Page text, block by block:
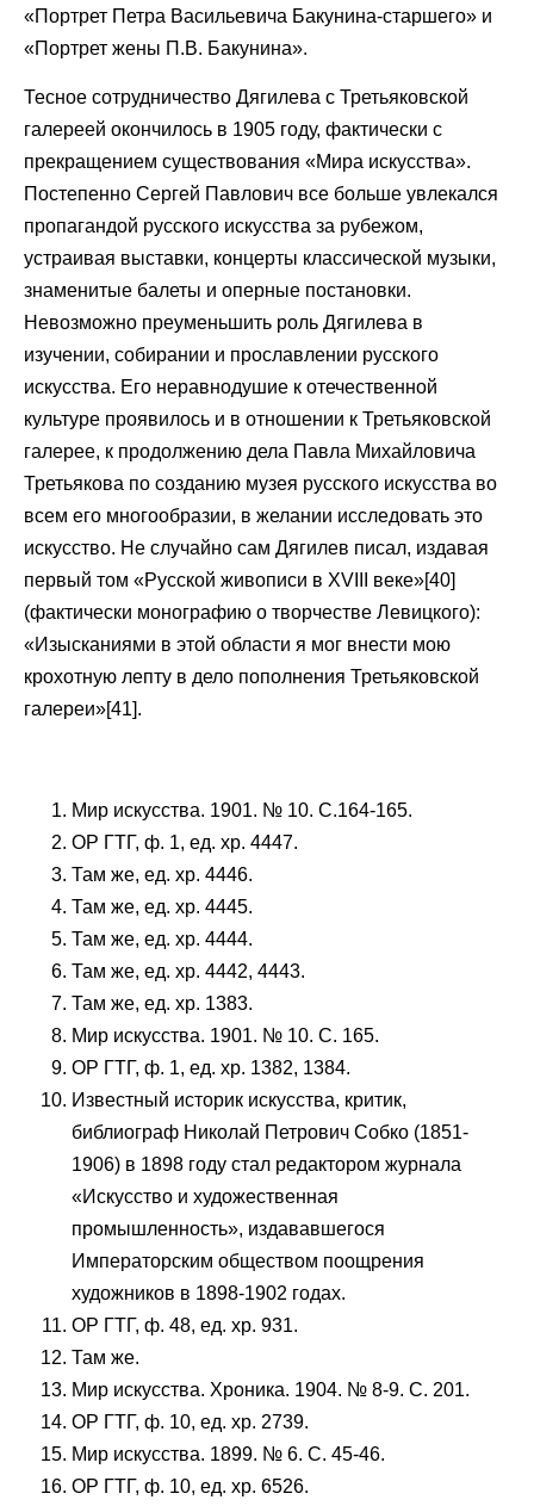
«Портрет Петра Васильевича Бакунина-старшего» и
«Портрет жены П.В. Бакунина».
Тесное сотрудничество Дягилева с Третьяковской
галереей окончилось в 1905 году, фактически с
прекращением существования «Мира искусства».
Постепенно Сергей Павлович все больше увлекался
пропагандой русского искусства за рубежом,
устраивая выставки, концерты классической музыки,
знаменитые балеты и оперные постановки.
Невозможно преуменьшить роль Дягилева в
изучении, собирании и прославлении русского
искусства. Его неравнодушие к отечественной
культуре проявилось и в отношении к Третьяковской
галерее, к продолжению дела Павла Михайловича
Третьякова по созданию музея русского искусства во
всем его многообразии, в желании исследовать это
искусство. Не случайно сам Дягилев писал, издавая
первый том «Русской живописи в XVIII веке»[40]
(фактически монографию о творчестве Левицкого):
«Изысканиями в этой области я мог внести мою
крохотную лепту в дело пополнения Третьяковской
галереи»[41].
Мир искусства. 1901. № 10. С.164-165.
ОР ГТГ, ф. 1, ед. хр. 4447.
Там же, ед. хр. 4446.
Там же, ед. хр. 4445.
Там же, ед. хр. 4444.
Там же, ед. хр. 4442, 4443.
Там же, ед. хр. 1383.
Мир искусства. 1901. № 10. С. 165.
ОР ГТГ, ф. 1, ед. хр. 1382, 1384.
Известный историк искусства, критик,
библиограф Николай Петрович Собко (1851-
1906) в 1898 году стал редактором журнала
«Искусство и художественная
промышленность», издававшегося
Императорским обществом поощрения
художников в 1898-1902 годах.
ОР ГТГ, ф. 48, ед. хр. 931.
Там же.
Мир искусства. Хроника. 1904. № 8-9. С. 201.
ОР ГТГ, ф. 10, ед. хр. 2739.
Мир искусства. 1899. № 6. С. 45-46.
ОР ГТГ, ф. 10, ед. хр. 6526.